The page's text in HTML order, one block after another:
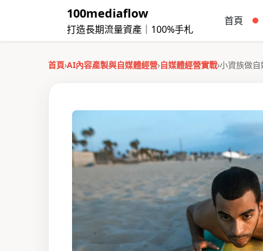
100mediaflow
打造長期流量資產｜100%手札
首頁
首頁›AI內容產製與自媒體經營›自媒體經營實戰›小資族做